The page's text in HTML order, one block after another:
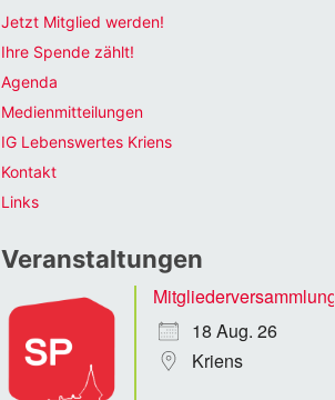
Jetzt Mitglied werden!
Ihre Spende zählt!
Agenda
Medienmitteilungen
IG Lebenswertes Kriens
Kontakt
Links
Veranstaltungen
Mitgliederversammlung
18 Aug. 26
Kriens